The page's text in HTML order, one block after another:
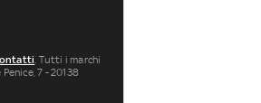
. Tutti i marchi
7 - 20138